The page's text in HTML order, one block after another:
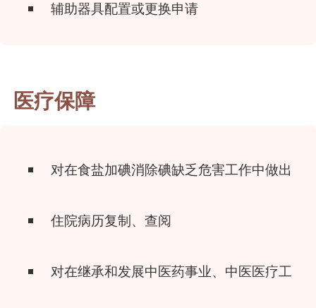
辅助器具配置或更换申请
医疗保障
对在食盐加碘消除碘缺乏危害工作中做出显
住院病历复制、查阅
对在继承和发展中医药事业、中医医疗工作